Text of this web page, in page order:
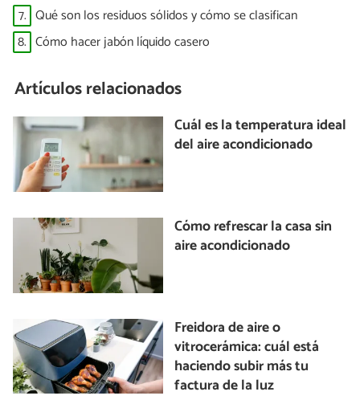
7. Qué son los residuos sólidos y cómo se clasifican
8. Cómo hacer jabón líquido casero
Artículos relacionados
Cuál es la temperatura ideal
del aire acondicionado
Cómo refrescar la casa sin
aire acondicionado
Freidora de aire o
vitrocerámica: cuál está
haciendo subir más tu
factura de la luz